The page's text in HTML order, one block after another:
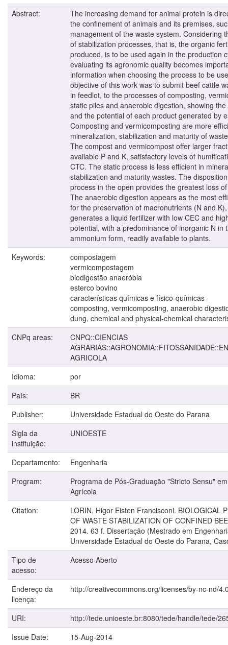
Abstract:
The increasing demand for animal protein is
the confinement of animals and its premises,
management of the waste system. Considering
of stabilization processes, that is, the organic
produced, is to be used again in the production
evaluating its agronomic quality becomes
information when choosing the process to be
objective of this work was to submit beef cattle
in feedlot, to the processes of composting,
static piles and anaerobic digestion, showing
and the potential of each product generated by
Composting and vermicomposting are more
mineralization, stabilization and maturity of
The compost and vermicompost offer larger
available P and K, satisfactory levels of
CTC. The static process is less efficient in
stabilization and maturity wastes. The
process in the open provides the greatest loss
The anaerobic digestion appears as the most
for the preservation of macronutrients (N and
generates a liquid fertilizer with low CEC and
potential, with a predominance of inorganic N in
ammonium form, readily available to plants.
Keywords:
compostagem
vermicompostagem
biodigestão anaeróbia
esterco bovino
características químicas e físico-químicas
composting, vermicomposting, anaerobic
dung, chemical and physical-chemical
CNPq areas:
CNPQ::CIENCIAS
AGRICOLA
Idioma:
por
País:
BR
Publisher:
Universidade Estadual do Oeste do Parana
Sigla da
instituição:
UNIOESTE
Departamento:
Engenharia
Program:
Programa de Pós-Graduação "Stricto Sensu"
Agrícola
Citation:
LORIN, Higor Eisten Francisconi. BIOLOGICAL
OF WASTE STABILIZATION OF CONFINED
2014. 63 f. Dissertação (Mestrado em
Universidade Estadual do Oeste do Parana,
Tipo de
acesso:
Acesso Aberto
Endereço da
licença:
http://creativecommons.org/licenses/by-nc-nd/
URI:
http://tede.unioeste.br:8080/tede/handle/tede/
Issue Date:
15-Aug-2014